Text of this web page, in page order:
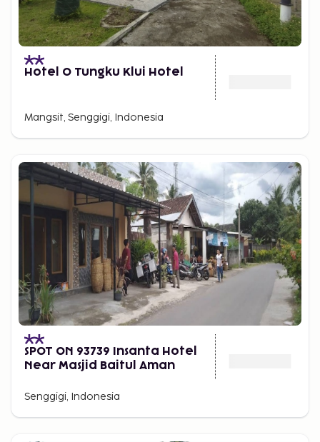
Hotel O Tungku Klui Hotel
Mangsit, Senggigi, Indonesia
SPOT ON 93739 Insanta Hotel
Near Masjid Baitul Aman
Senggigi, Indonesia